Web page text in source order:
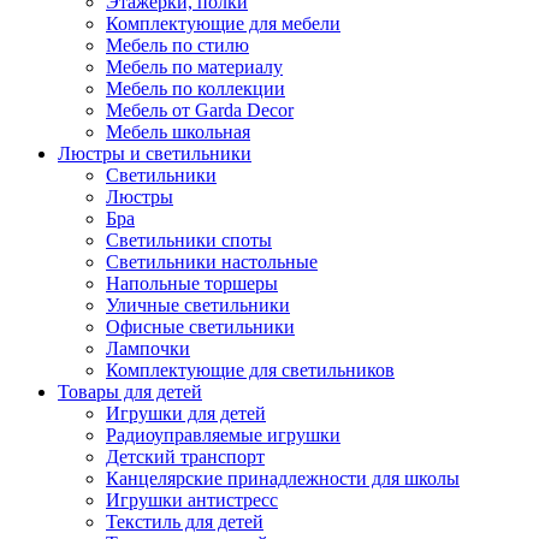
Комплектующие для мебели
Мебель по стилю
Мебель по материалу
Мебель по коллекции
Мебель от Garda Decor
Мебель школьная
Люстры и светильники
Светильники
Люстры
Бра
Светильники споты
Светильники настольные
Напольные торшеры
Уличные светильники
Офисные светильники
Лампочки
Комплектующие для светильников
Товары для детей
Игрушки для детей
Радиоуправляемые игрушки
Детский транспорт
Канцелярские принадлежности для школы
Игрушки антистресс
Текстиль для детей